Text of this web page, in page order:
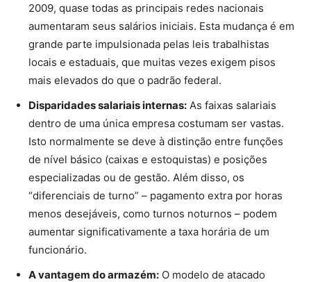
2009, quase todas as principais redes nacionais
aumentaram seus salários iniciais. Esta mudança é em
grande parte impulsionada pelas leis trabalhistas
locais e estaduais, que muitas vezes exigem pisos
mais elevados do que o padrão federal.
Disparidades salariais internas: As faixas salariais
dentro de uma única empresa costumam ser vastas.
Isto normalmente se deve à distinção entre funções
de nível básico (caixas e estoquistas) e posições
especializadas ou de gestão. Além disso, os
“diferenciais de turno” – pagamento extra por horas
menos desejáveis, como turnos noturnos – podem
aumentar significativamente a taxa horária de um
funcionário.
A vantagem do armazém: O modelo de atacado